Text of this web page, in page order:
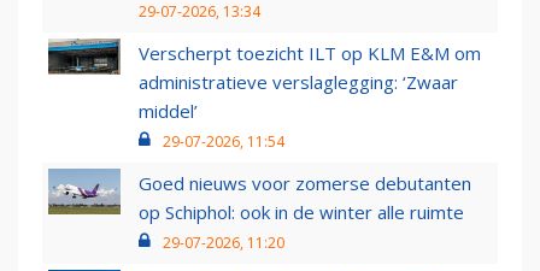
29-07-2026, 13:34
Verscherpt toezicht ILT op KLM E&M om
administratieve verslaglegging: ‘Zwaar
middel’
29-07-2026, 11:54
Goed nieuws voor zomerse debutanten
op Schiphol: ook in de winter alle ruimte
29-07-2026, 11:20